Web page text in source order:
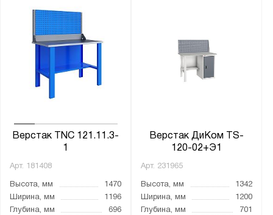
Верстак TNC 121.11.3-
1
Арт. 181408
Высота, мм
1470
Ширина, мм
1196
Глубина, мм
696
Верстак ДиКом TS-
120-02+Э1
Арт. 231965
Высота, мм
1342
Ширина, мм
1200
Глубина, мм
701
ВС
ВС-Т
ВТ
ЗОС
КОСО